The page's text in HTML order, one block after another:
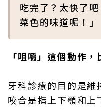
吃完了？太快了
菜色的味道呢！」
「咀嚼」這個動作
牙科診療的目的是維
咬合是指上下顎和上